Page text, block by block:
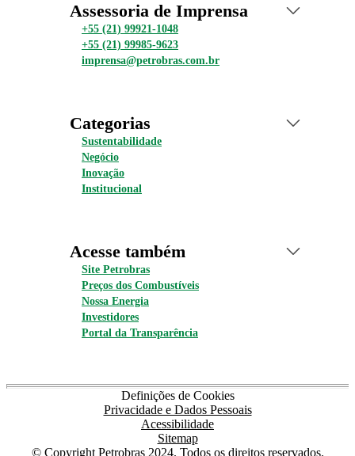
Assessoria de Imprensa
+55 (21) 99921-1048
+55 (21) 99985-9623
imprensa@petrobras.com.br
Categorias
Sustentabilidade
Negócio
Inovação
Institucional
Acesse também
Site Petrobras
Preços dos Combustíveis
Nossa Energia
Investidores
Portal da Transparência
Definições de Cookies
Privacidade e Dados Pessoais
Acessibilidade
Sitemap
© Copyright Petrobras 2024. Todos os direitos reservados.